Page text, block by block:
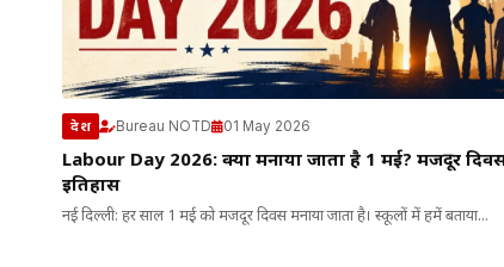
देश Bureau NOTD 01 May 2026
Labour Day 2026: क्यों मनाया जाता है 1 मई? मजदूर
इतिहास
नई दिल्ली: हर साल 1 मई को मजदूर दिवस मनाया जाता है। स्कूलों में हमें बताया...